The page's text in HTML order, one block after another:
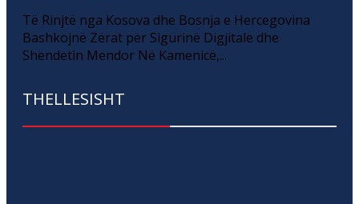
Të Rinjtë nga Kosova dhe Bosnja e Hercegovina
Bashkojnë Zërat për Sigurinë Digjitale dhe
Shëndetin Mendor Në Kamenicë,...
THELLESISHT